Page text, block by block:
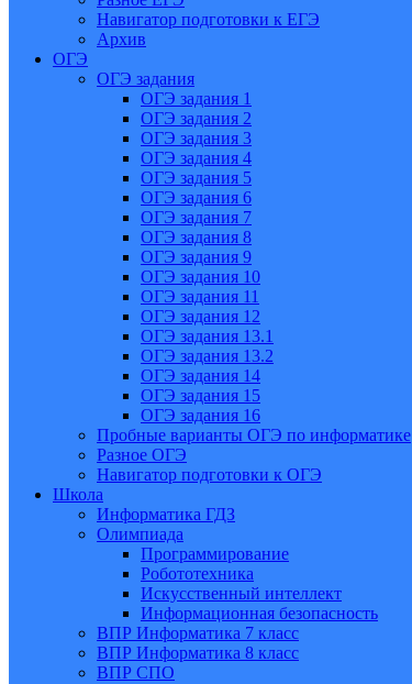
Навигатор подготовки к ЕГЭ
Архив
ОГЭ
ОГЭ задания
ОГЭ задания 1
ОГЭ задания 2
ОГЭ задания 3
ОГЭ задания 4
ОГЭ задания 5
ОГЭ задания 6
ОГЭ задания 7
ОГЭ задания 8
ОГЭ задания 9
ОГЭ задания 10
ОГЭ задания 11
ОГЭ задания 12
ОГЭ задания 13.1
ОГЭ задания 13.2
ОГЭ задания 14
ОГЭ задания 15
ОГЭ задания 16
Пробные варианты ОГЭ по информатике
Разное ОГЭ
Навигатор подготовки к ОГЭ
Школа
Информатика ГДЗ
Олимпиада
Программирование
Робототехника
Искусственный интеллект
Информационная безопасность
ВПР Информатика 7 класс
ВПР Информатика 8 класс
ВПР СПО